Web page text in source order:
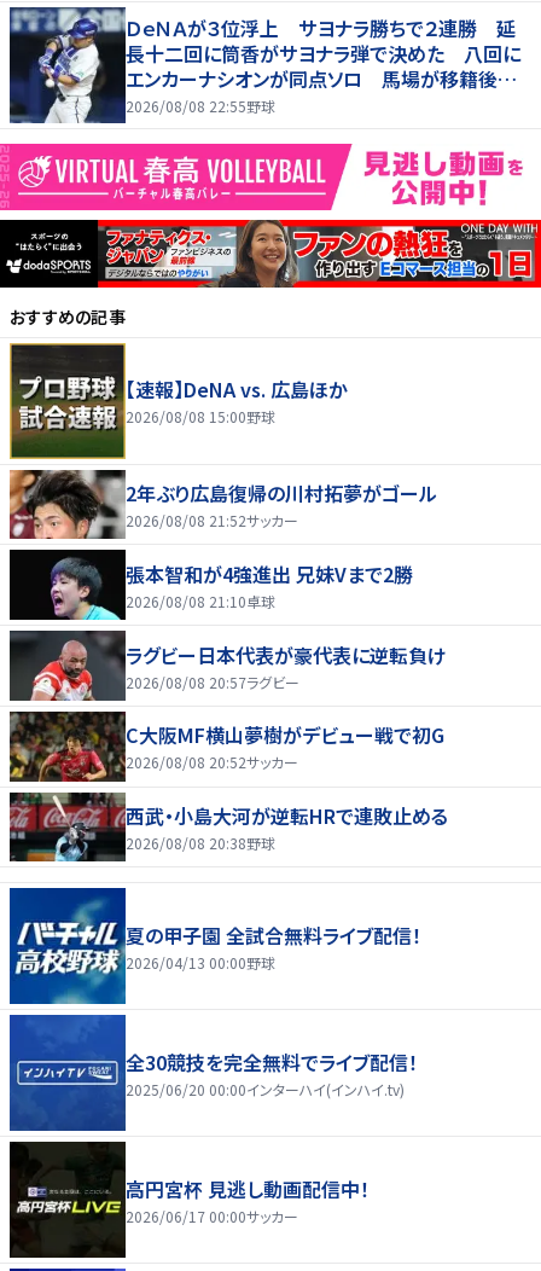
ＤｅＮＡが３位浮上 サヨナラ勝ちで２連勝 延
長十二回に筒香がサヨナラ弾で決めた 八回に
エンカーナシオンが同点ソロ 馬場が移籍後初
勝利
2026/08/08 22:55野球
おすすめの記事
【速報】DeNA vs. 広島ほか
2026/08/08 15:00野球
2年ぶり広島復帰の川村拓夢がゴール
2026/08/08 21:52サッカー
張本智和が4強進出 兄妹Vまで2勝
2026/08/08 21:10卓球
ラグビー日本代表が豪代表に逆転負け
2026/08/08 20:57ラグビー
C大阪MF横山夢樹がデビュー戦で初G
2026/08/08 20:52サッカー
西武・小島大河が逆転HRで連敗止める
2026/08/08 20:38野球
夏の甲子園 全試合無料ライブ配信！
2026/04/13 00:00野球
全30競技を完全無料でライブ配信！
2025/06/20 00:00インターハイ(インハイ.tv)
高円宮杯 見逃し動画配信中！
2026/06/17 00:00サッカー